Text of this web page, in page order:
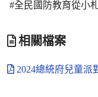
#全民國防教育從小
相關檔案
2024總統府兒童派